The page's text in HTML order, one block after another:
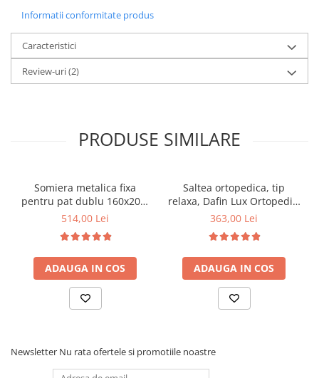
Informatii conformitate produs
Caracteristici
Review-uri(2)
PRODUSE SIMILARE
Somiera metalica fixa
pentru pat dublu 160x200,
6 picioare, 32 lamele lemn
saltea ferm, negru
514,00 Lei
ADAUGA IN COS
Saltea ortopedica, tip
relaxa, Dafin Lux Ortopedic,
90x200x21cm, fermitate
tip Bonell, fata vara-iarna,
sistem de aerisire cu
butoni, Salt Confort
363,00 Lei
ADAUGA IN COS
Newsletter Nu rata ofertele si promotiile noastre